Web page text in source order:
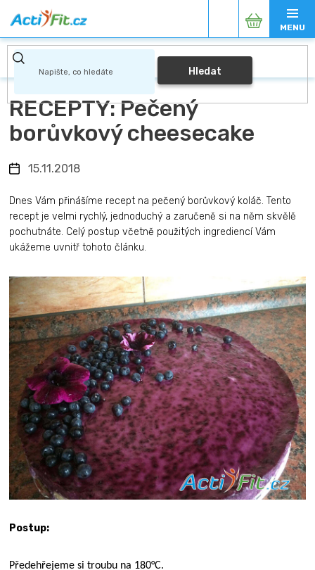
na
obsah
Hledat
Nákupní
košík
RECEPTY: Pečený
borůvkový cheesecake
15.11.2018
Dnes Vám přinášíme recept na pečený borůvkový koláč. Tento
recept je velmi rychlý, jednoduchý a zaručeně si na něm skvělě
pochutnáte. Celý postup včetně použitých ingrediencí Vám
ukážeme uvnitř tohoto článku.
Postup:
Předehřejeme si troubu na 180°C.